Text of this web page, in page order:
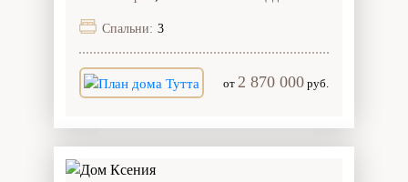
Спальни: 3
от 2 870 000 руб.